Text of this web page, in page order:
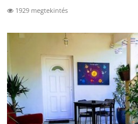
1929 megtekintés